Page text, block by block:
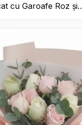
cu Garoafe Roz și